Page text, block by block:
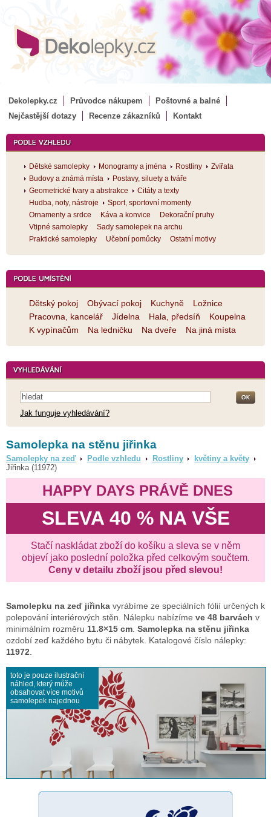
Dekolepky.cz Průvodce nákupem
Poštovné a balné
Nejčastější dotazy
Recenze zákazníků Kontakt
Dětské samolepky Monogramy a jména Rostliny
Zvířata
Budovy a známá místa
Postavy, siluety a tváře
Geometrické tvary a abstrakce
Citáty a texty
Hudba, noty, nástroje
Sport, sportovní momenty
Ornamenty a srdce
Káva a konvice
Dekorační pruhy
Vtipné samolepky
Sady samolepek na archu
Praktické samolepky
Učební pomůcky Ostatní motivy
Dětský pokoj Obývací pokoj Kuchyně
Ložnice
Pracovna, kancelář
Jídelna Hala, předsíň
Koupelna
K vypínačům
Na ledničku Na dveře Na jiná místa
Jak funguje vyhledávání?
Samolepka na stěnu jiřinka
Samolepky na zeď Podle vzhledu Rostliny
květiny a květy
Jiřinka (11972)
HAPPY DAYS PRÁVĚ DNES
SLEVA 40 % NA VŠE
Stačí naskládat zboží do košíku a sleva se v něm
objeví jako poslední položka před celkovým součtem.
Ceny v detailu zboží jsou před slevou!
Samolepku na zeď jiřinka vyrábíme ze speciálních fólií určených k
polepování interiérových stěn. Nálepku nabízíme ve 48 barvách v
minimálním rozměru 11.8×15 cm Samolepka na stěnu jiřinka
ozdobí zeď každého bytu či nábytek. Katalogové číslo nálepky:
11972
toto je pouze ilustrační
náhled, který může
obsahovat více motivů
samolepek najednou